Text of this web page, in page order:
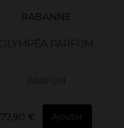
RABANNE
OLYMPÉA PARFUM
PARFUM
77,90 € Ajouter